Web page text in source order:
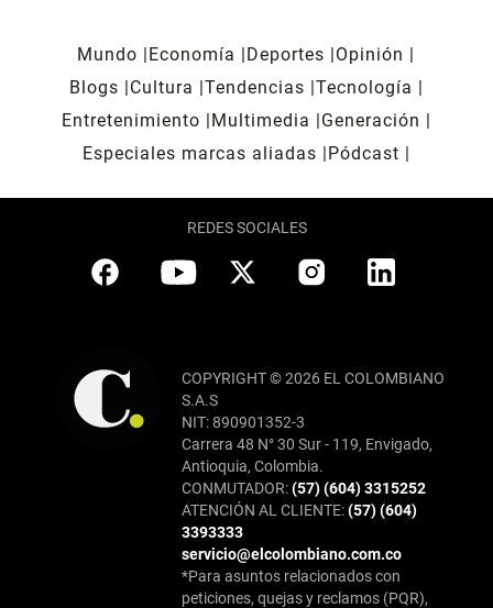
Mundo Economía Deportes
Opinión
Blogs
Cultura Tendencias Tecnología
Entretenimiento
Multimedia
Generación
Especiales marcas aliadas
Pódcast
REDES SOCIALES
COPYRIGHT © 2026 EL COLOMBIANO
S.A.S
NIT: 890901352-3
Carrera 48 N° 30 Sur - 119, Envigado,
Antioquia, Colombia.
CONMUTADOR:(57) (604) 3315252
ATENCIÓN AL CLIENTE:(57) (604)
3393333
servicio@elcolombiano.com.co
*Para asuntos relacionados con
peticiones, quejas y reclamos (PQR),